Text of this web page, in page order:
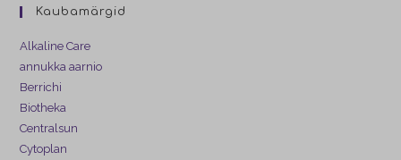
Kaubamärgid
Alkaline Care
annukka aarnio
Berrichi
Biotheka
Centralsun
Cytoplan